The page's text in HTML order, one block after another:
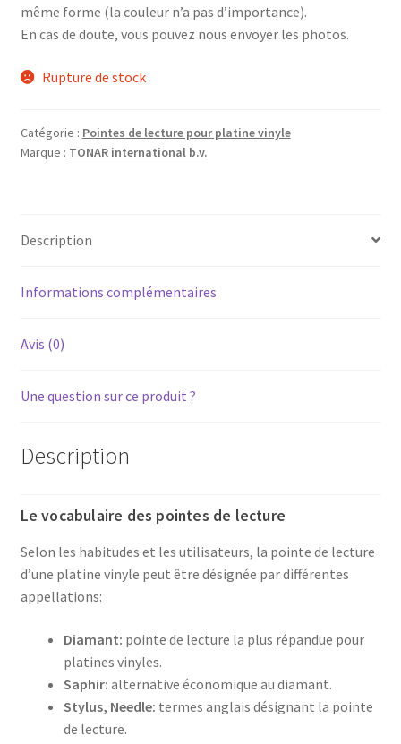
même forme (la couleur n’a pas d’importance).
En cas de doute, vous pouvez nous envoyer les photos.
Rupture de stock
Catégorie : Pointes de lecture pour platine vinyle
Marque : TONAR international b.v.
Description
Informations complémentaires
Avis (0)
Une question sur ce produit ?
Description
Le vocabulaire des pointes de lecture
Selon les habitudes et les utilisateurs, la pointe de lecture
d’une platine vinyle peut être désignée par différentes
appellations:
Diamant: pointe de lecture la plus répandue pour
platines vinyles.
Saphir: alternative économique au diamant.
Stylus, Needle: termes anglais désignant la pointe
de lecture.